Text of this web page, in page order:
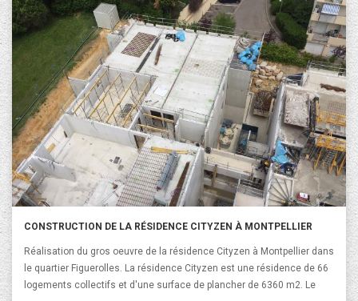
CONSTRUCTION DE LA RÉSIDENCE CITYZEN À MONTPELLIER
Réalisation du gros oeuvre de la résidence Cityzen à Montpellier dans
le quartier Figuerolles. La résidence Cityzen est une résidence de 66
logements collectifs et d'une surface de plancher de 6360 m2. Le